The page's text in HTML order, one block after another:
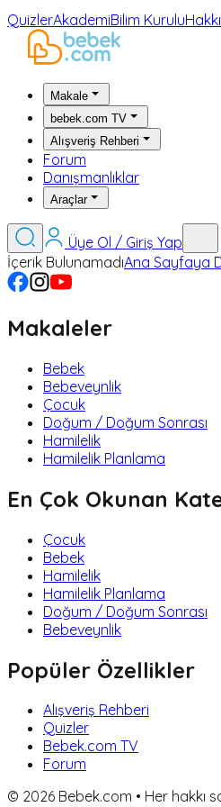
QuizlerAkademiBilim Kurulu
Makale
bebek.com TV
Alışveriş Rehberi
Forum
Danışmanlıklar
Araçlar
Üye Ol / Giriş Yap
İçerik BulunamadıAna Sayfaya
Makaleler
Bebek
Bebeveynlik
Çocuk
Doğum / Doğum Sonrası
Hamilelik
Hamilelik Planlama
En Çok Okunan
Çocuk
Bebek
Hamilelik
Hamilelik Planlama
Doğum / Doğum Sonrası
Bebeveynlik
Popüler Özellikler
Alışveriş Rehberi
Quizler
Bebek.com TV
Forum
© 2026 Bebek.com • Her hakkı